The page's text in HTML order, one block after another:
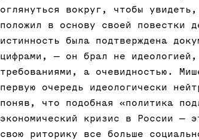
оглянуться вокруг, чтобы
положил в основу своей повестки
истинность была подтверждена
цифрами, — он брал не
требованиями, а очевидностью.
первую очередь идеологически
поняв, что подобная «политика
экономический кризис в России —
свою риторику все больше